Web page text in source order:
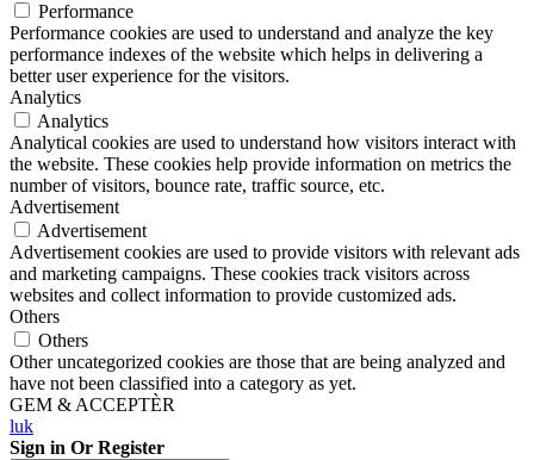
Performance
Performance cookies are used to understand and analyze the key
performance indexes of the website which helps in delivering a
better user experience for the visitors.
Analytics
Analytics
Analytical cookies are used to understand how visitors interact with
the website. These cookies help provide information on metrics the
number of visitors, bounce rate, traffic source, etc.
Advertisement
Advertisement
Advertisement cookies are used to provide visitors with relevant ads
and marketing campaigns. These cookies track visitors across
websites and collect information to provide customized ads.
Others
Others
Other uncategorized cookies are those that are being analyzed and
have not been classified into a category as yet.
GEM & ACCEPTÈR
luk
Sign in Or Register